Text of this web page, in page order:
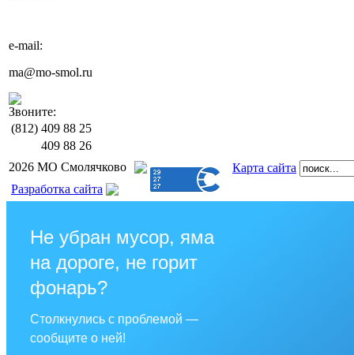
e-mail:
ma@mo-smol.ru
Звоните:
(812) 409 88 25
409 88 26
2026 МО Смолячково
Карта сайта
Разработка сайта
Не убран мусор, яма
на дороге, не горит
фонарь?
Столкнулись с проблемой —
сообщите о ней!